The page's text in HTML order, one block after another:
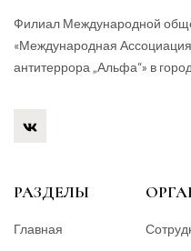
Филиал Международной
«Международная
антитеррора „Альфа“» в
РАЗДЕЛЫ
Главная